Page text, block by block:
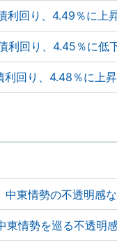
利回り、4.49％に上
利回り、4.45％に低
利回り、4.48％に上昇
東情勢の不透明感
東情勢を巡る不透明